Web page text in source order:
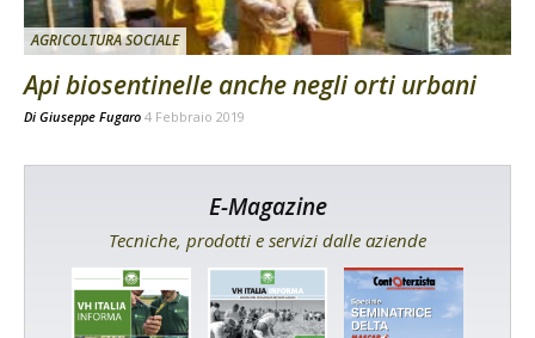
AGRICOLTURA SOCIALE
Api biosentinelle anche negli orti urbani
Di Giuseppe Fugaro 4 Febbraio 2019
E-Magazine
Tecniche, prodotti e servizi dalle aziende